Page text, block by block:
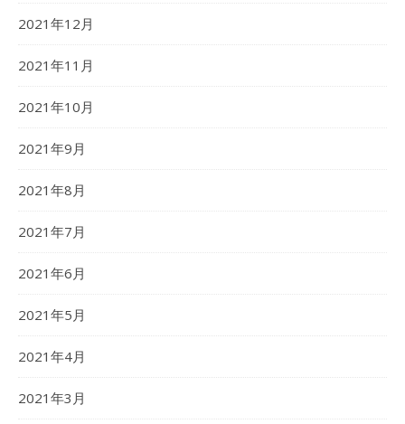
2021年12月
2021年11月
2021年10月
2021年9月
2021年8月
2021年7月
2021年6月
2021年5月
2021年4月
2021年3月